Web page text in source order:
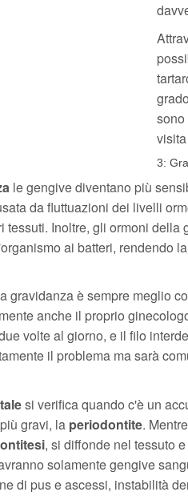
3:
le gengive diventano più
da fluttuazioni dei livelli
tessuti. Inoltre, gli ormoni
ai batteri, rendendo
gravidanza è sempre meglio
anche il proprio
volte al giorno, e il filo
il problema ma sarà
si verifica quando c'è un
gravi, la periodontite.
, si diffonde nel tessuto
solamente gengive
di pus e ascessi, instabilità